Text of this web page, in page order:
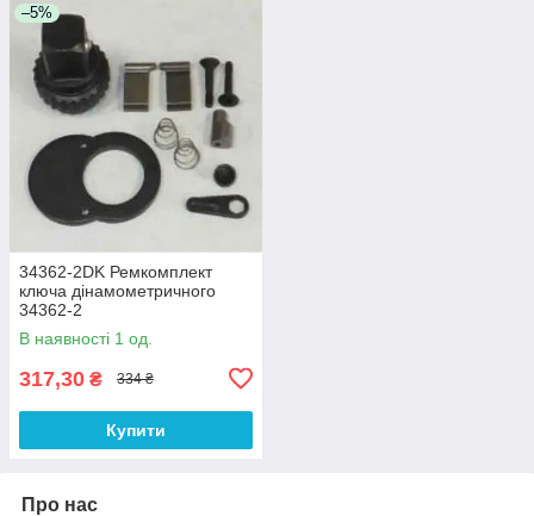
–5%
34362-2DK Ремкомплект
ключа дінамометричного
34362-2
В наявності 1 од.
317,30 ₴ 334 ₴
Купити
Про нас